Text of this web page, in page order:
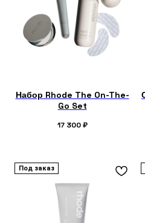
Набор Rhode The On-The-
Go Set
17 300 ₽
Под заказ